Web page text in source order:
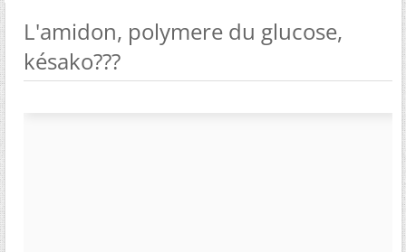
L'amidon, polymere du glucose,
késako???